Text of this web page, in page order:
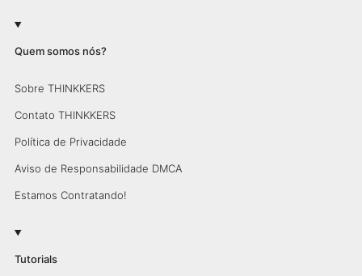
Quem somos nós?
Sobre THINKKERS
Contato THINKKERS
Política de Privacidade
Aviso de Responsabilidade DMCA
Estamos Contratando!
Tutorials